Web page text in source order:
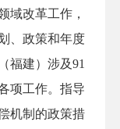
改革工作，
、政策和年度
福建）涉及91
项工作。指导
机制的政策措